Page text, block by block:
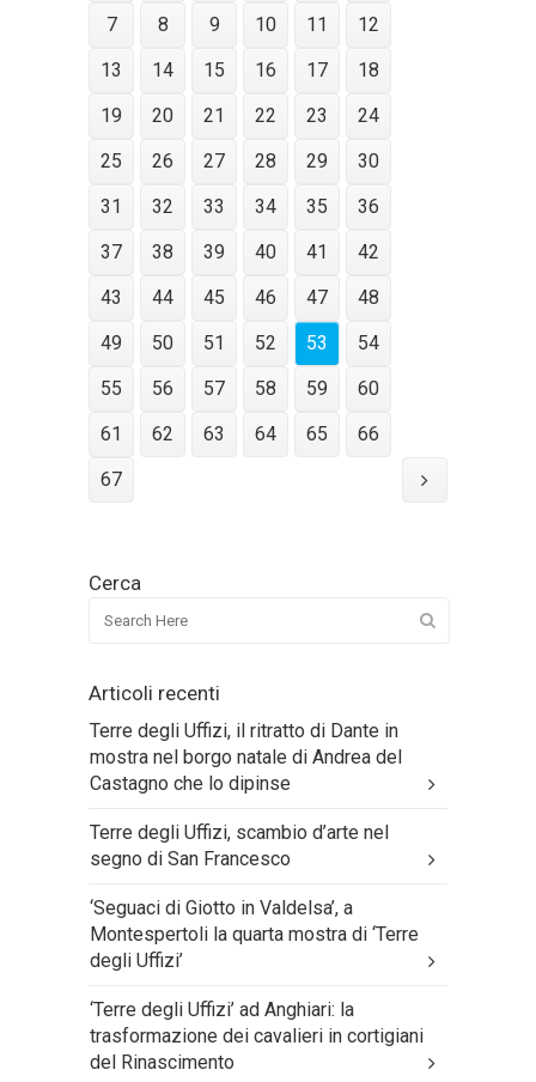
7
8 9 10 11
12
13
14 15 16 17
18
19
20 21 22 23
24
25
26 27 28 29
30
31
32 33 34 35
36
37
38 39 40 41
42
43
44 45 46 47
48
49
50 51 52 53
54
55
56 57 58 59
60
61
62 63 64 65
66
67
Cerca
Articoli recenti
Terre degli Uffizi, il ritratto di Dante in
mostra nel borgo natale di Andrea del
Castagno che lo dipinse
Terre degli Uffizi, scambio d’arte nel
segno di San Francesco
‘Seguaci di Giotto in Valdelsa’, a
Montespertoli la quarta mostra di ‘Terre
degli Uffizi’
‘Terre degli Uffizi’ ad Anghiari: la
trasformazione dei cavalieri in cortigiani
del Rinascimento